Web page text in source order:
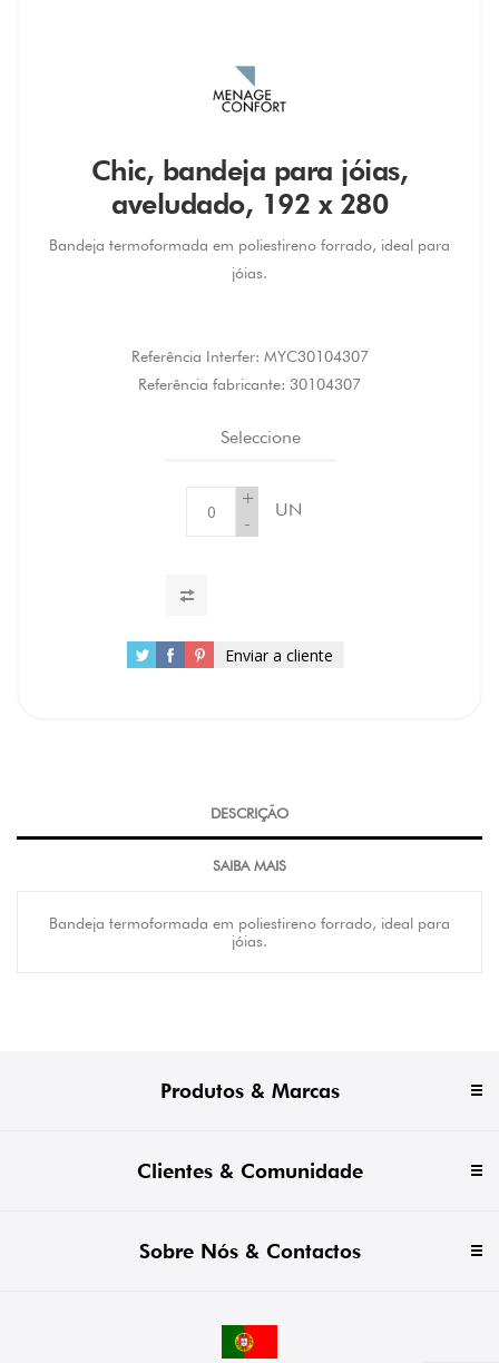
Chic, bandeja para jóias,
aveludado, 192 x 280
Bandeja termoformada em poliestireno forrado, ideal para
jóias.
Referência Interfer: MYC30104307
Referência fabricante: 30104307
Seleccione
+
-
UN
Enviar a cliente
DESCRIÇÃO
SAIBA MAIS
Bandeja termoformada em poliestireno forrado, ideal para
jóias.
Produtos & Marcas
Clientes & Comunidade
Sobre Nós & Contactos